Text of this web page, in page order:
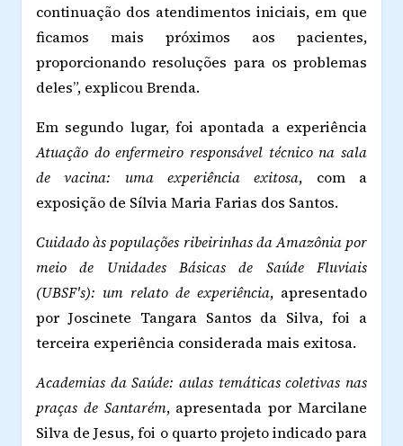
continuação dos atendimentos iniciais, em que
ficamos mais próximos aos pacientes,
proporcionando resoluções para os problemas
deles”, explicou Brenda.
Em segundo lugar, foi apontada a experiência
Atuação do enfermeiro responsável técnico na sala
de vacina: uma experiência exitosa, com a
exposição de Sílvia Maria Farias dos Santos.
Cuidado às populações ribeirinhas da Amazônia por
meio de Unidades Básicas de Saúde Fluviais
(UBSF's): um relato de experiência, apresentado
por Joscinete Tangara Santos da Silva, foi a
terceira experiência considerada mais exitosa.
Academias da Saúde: aulas temáticas coletivas nas
praças de Santarém, apresentada por Marcilane
Silva de Jesus, foi o quarto projeto indicado para